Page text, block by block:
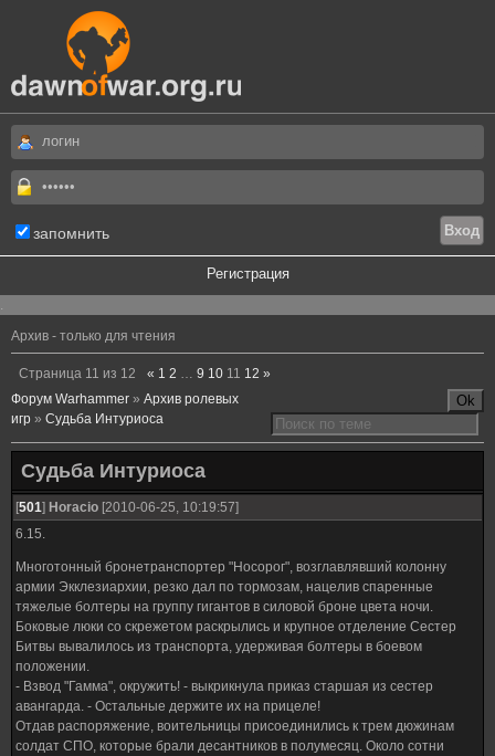
запомнить
Регистрация
.
Архив - только для чтения
Страница 11 из 12 « 1 2 … 9 10 11 12 »
Форум Warhammer » Архив ролевых
игр » Судьба Интуриоса
Судьба Интуриоса
[501] Horacio [2010-06-25, 10:19:57]
6.15.
Многотонный бронетранспортер "Носорог", возглавлявший колонну
армии Экклезиархии, резко дал по тормозам, нацелив спаренные
тяжелые болтеры на группу гигантов в силовой броне цвета ночи.
Боковые люки со скрежетом раскрылись и крупное отделение Сестер
Битвы вывалилось из транспорта, удерживая болтеры в боевом
положении.
- Взвод "Гамма", окружить! - выкрикнула приказ старшая из сестер
авангарда. - Остальные держите их на прицеле!
Отдав распоряжение, воительницы присоединились к трем дюжинам
солдат СПО, которые брали десантников в полумесяц. Около сотни